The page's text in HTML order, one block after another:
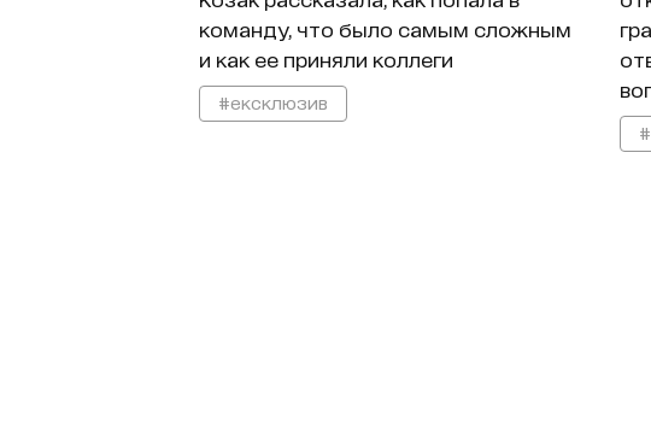
команду, что было самым сложным
и как ее приняли коллеги
#ексклюзив